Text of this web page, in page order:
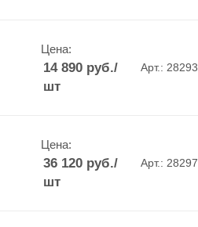
Цена:
14 890руб./
шт
Арт.: 28293
Цена:
36 120руб./
шт
Арт.: 28297